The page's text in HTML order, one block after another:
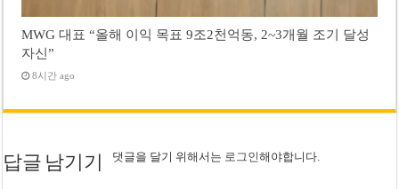
MWG 대표 “올해 이익 목표 9조2천억동, 2~3개월 조기 달성
자신”
8시간 ago
답글 남기기 댓글을 달기 위해서는 로그인해야합니다.